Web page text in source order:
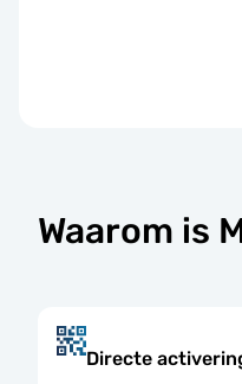
Waarom is
Directe